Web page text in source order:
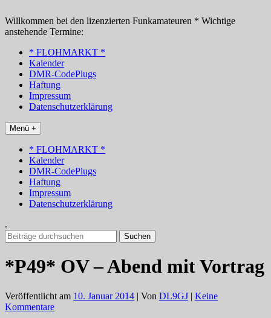
Inhalt
springen
Willkommen bei den lizenzierten Funkamateuren * Wichtige
anstehende Termine:
* FLOHMARKT *
Kalender
DMR-CodePlugs
Haftung
Impressum
Datenschutzerklärung
Menü +
* FLOHMARKT *
Kalender
DMR-CodePlugs
Haftung
Impressum
Datenschutzerklärung
.
Suchen
nach:
*P49* OV – Abend mit Vortrag
Veröffentlicht am 10. Januar 2014 | Von DL9GJ | Keine
Kommentare